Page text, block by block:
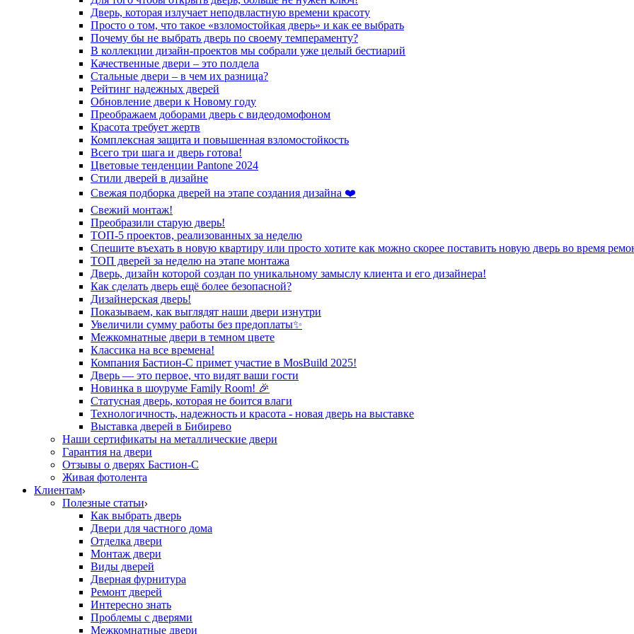
Дверь, которая излучает неподвластную времени красоту
Просто о том, что такое «взломостойкая дверь» и как ее выбрать
Почему бы не выбрать дверь по своему темпераменту?
В коллекции дизайн-проектов мы собрали уже целый бестиарий
Качественные двери – это полдела
Стальные двери – в чем их разница?
Рейтинг надежных дверей
Обновление двери к Новому году
Преображаем доборами дверь с видеодомофоном
Красота требует жертв
Комплексная защита и повышенная взломостойкость
Всего три шага и дверь готова!
Цветовые тенденции Pantone 2024
Стили дверей в дизайне
Свежая подборка дверей на этапе создания дизайна ❤️
Свежий монтаж!
Преобразили старую дверь!
ТОП-5 проектов, реализованных за неделю
Спешите въехать в новую квартиру или просто хотите как можно скорее поставить новую дверь во время
ТОП дверей за неделю на этапе монтажа
Дверь, дизайн которой создан по уникальному замыслу клиента и его дизайнера!
Как сделать дверь ещё более безопасной?
Дизайнерская дверь!
Показываем, как выглядят наши двери изнутри
Увеличили сумму работы без предоплаты✨
Межкомнатные двери в темном цвете
Классика на все времена!
Компания Бастион-С примет участие в MosBuild 2025!
Дверь — это первое, что видят ваши гости
Новинка в шоуруме Family Room! 🎉
Статусная дверь, которая не боится влаги
Технологичность, надежность и красота - новая дверь на выставке
Выставка дверей в Бибирево
Наши сертификаты на металлические двери
Гарантия на двери
Отзывы о дверях Бастион-С
Живая фотолента
Клиентам
Полезные статьи
Как выбрать дверь
Двери для частного дома
Отделка двери
Монтаж двери
Виды дверей
Дверная фурнитура
Ремонт дверей
Интересно знать
Проблемы с дверями
Межкомнатные двери